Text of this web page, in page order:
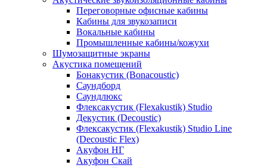
Переговорные офисные кабины
Кабины для звукозаписи
Вокальные кабины
Промышленные кабины/кожухи
Шумозащитные экраны
Акустика помещений
Бонакустик (Bonacoustic)
Саундборд
Саундлюкс
Флексакустик (Flexakustik) Studio
Декустик (Decoustic)
Флексакустик (Flexakustik) Studio Line
(Decoustic Flex)
Акуфон НГ
Акуфон Скай